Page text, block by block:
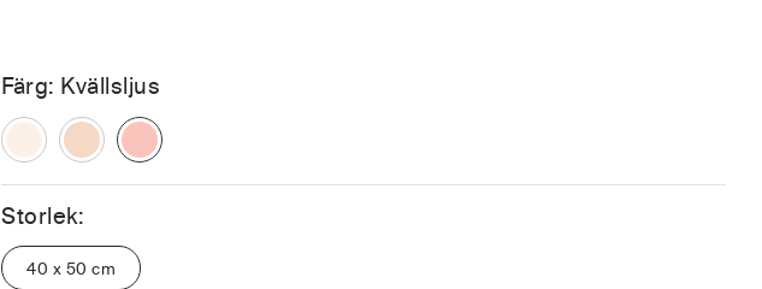
Färg: Kvällsljus
Storlek:
40 x 50 cm